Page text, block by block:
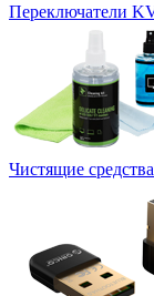
Переключатели
Чистящие